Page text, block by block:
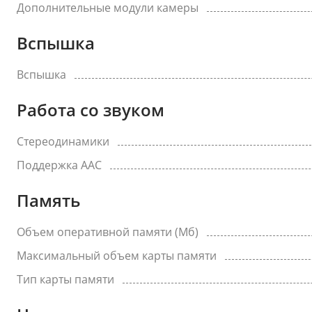
Дополнительные модули камеры
Вспышка
Вспышка
Работа со звуком
Стереодинамики
Поддержка AAC
Память
Объем оперативной памяти (Мб)
Максимальный объем карты памяти
Тип карты памяти